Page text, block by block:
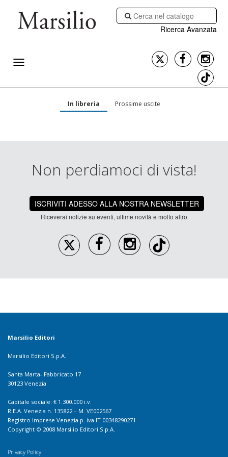
Ricerca Avanzata
In libreria Prossime uscite
Non perdiamoci di vista!
ISCRIVITI ADESSO ALLA NOSTRA NEWSLETTER
Riceverai notizie su eventi, ultime novità e molto altro
Marsilio Editori
Marsilio Editori S.p.A.
Santa Marta- Fabbricato 17
30123 Venezia
Capitale sociale: € 1.300.000 i.v.
R.E.A. Venezia n. 135822 – M. VE002567
Registro Imprese Venezia p. iva IT 00348290271
Copyright © 2008 Marsilio Editori S.p.A.
Privacy Policy